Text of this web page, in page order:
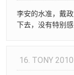
李安的水准，戴
下去，没有特别
16. TONY